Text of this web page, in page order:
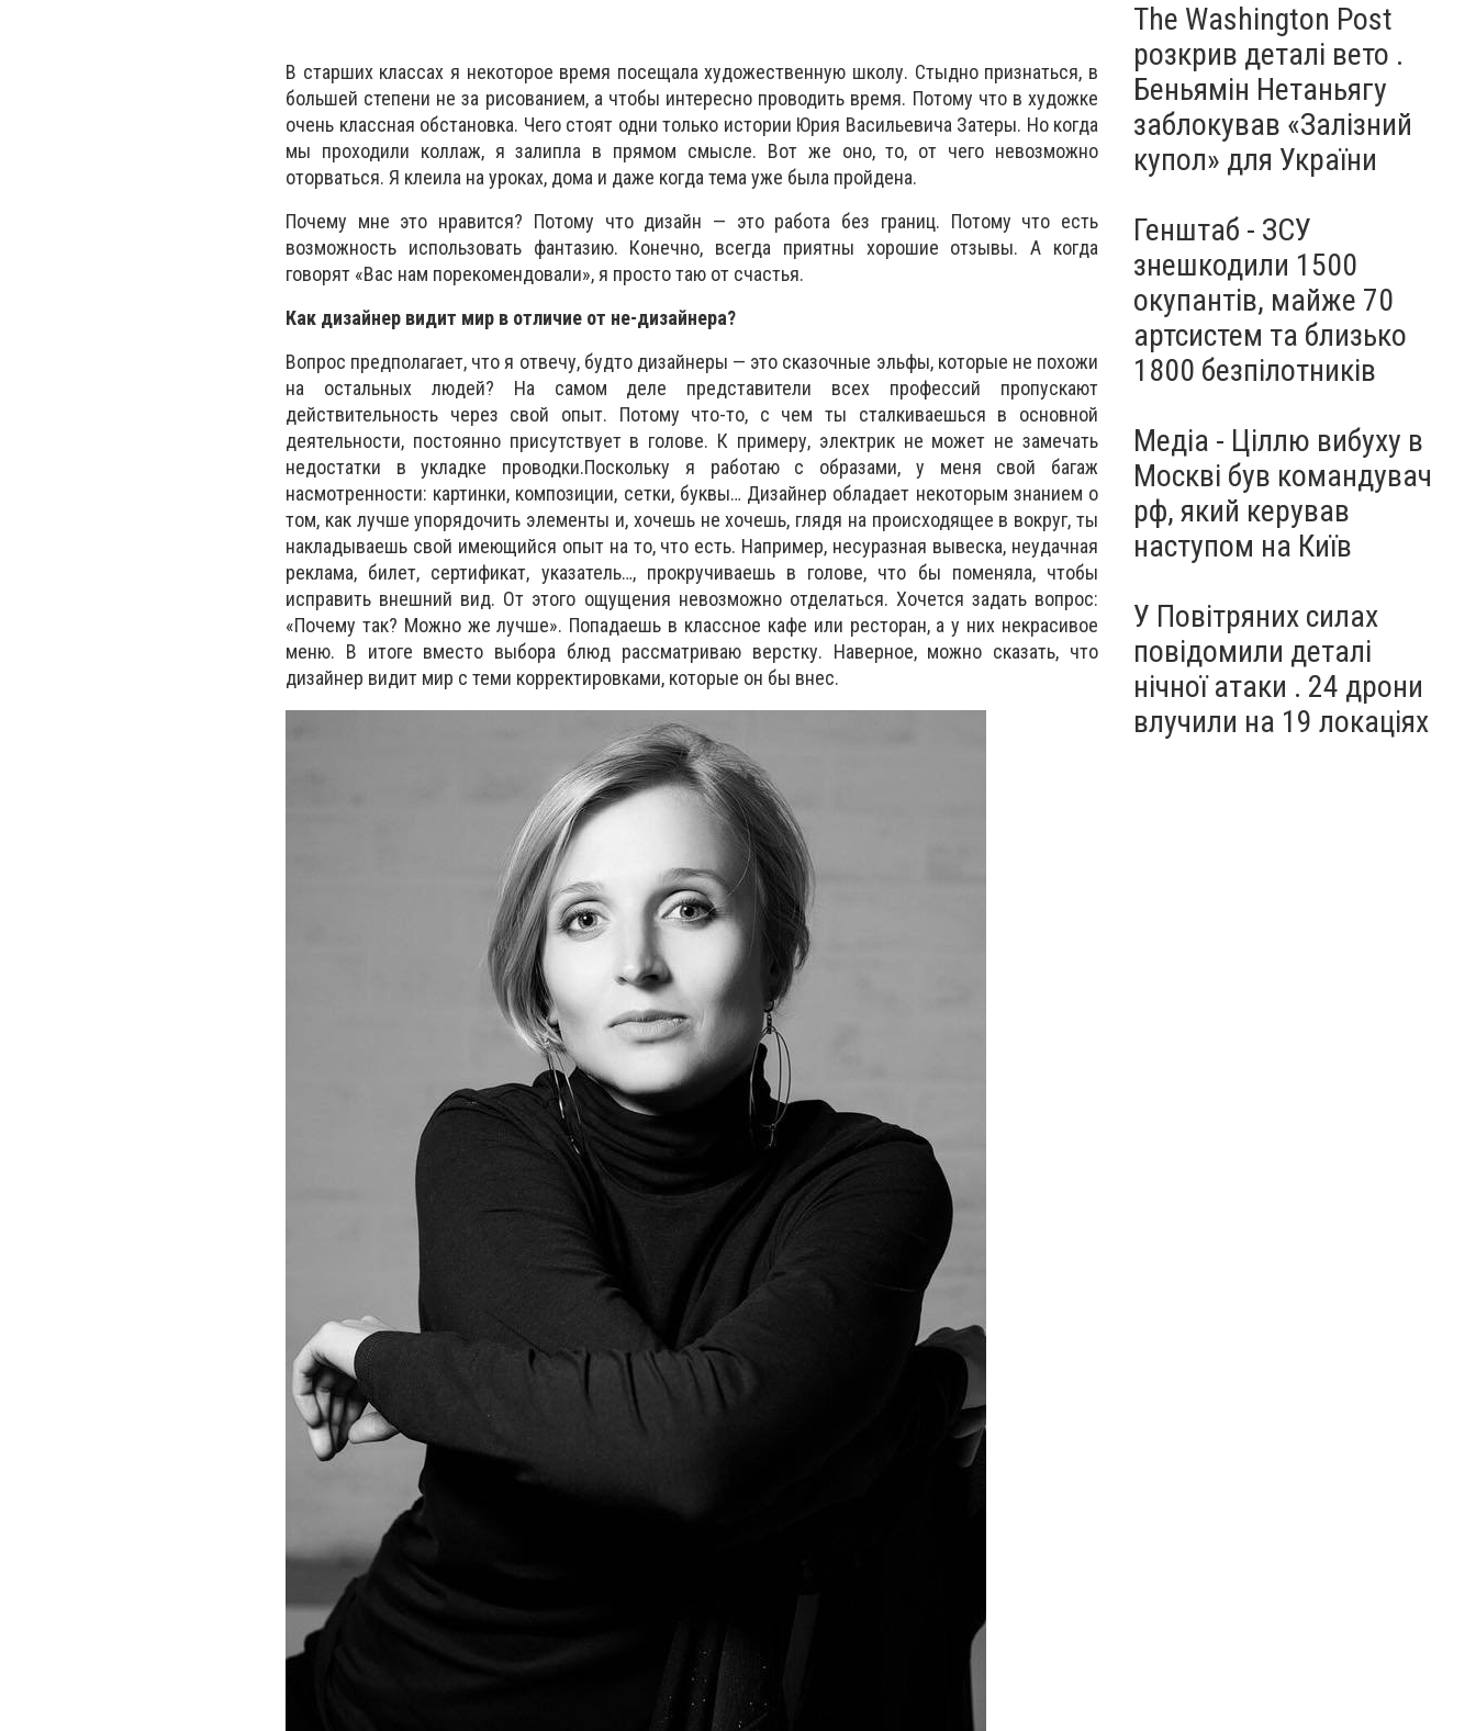
В старших классах я некоторое время посещала художественную школу. Стыдно признаться, в
большей степени не за рисованием, а чтобы интересно проводить время. Потому что в художке
очень классная обстановка. Чего стоят одни только истории Юрия Васильевича Затеры. Но когда
мы проходили коллаж, я залипла в прямом смысле. Вот же оно, то, от чего невозможно
оторваться. Я клеила на уроках, дома и даже когда тема уже была пройдена.
Почему мне это нравится? Потому что дизайн — это работа без границ. Потому что есть
возможность использовать фантазию. Конечно, всегда приятны хорошие отзывы. А когда
говорят «Вас нам порекомендовали», я просто таю от счастья.
Как дизайнер видит мир в отличие от не-дизайнера?
Вопрос предполагает, что я отвечу, будто дизайнеры — это сказочные эльфы, которые не похожи
на остальных людей? На самом деле представители всех профессий пропускают
действительность через свой опыт. Потому что-то, с чем ты сталкиваешься в основной
деятельности, постоянно присутствует в голове. К примеру, электрик не может не замечать
недостатки в укладке проводки.Поскольку я работаю с образами, у меня свой багаж
насмотренности: картинки, композиции, сетки, буквы… Дизайнер обладает некоторым знанием о
том, как лучше упорядочить элементы и, хочешь не хочешь, глядя на происходящее в вокруг, ты
накладываешь свой имеющийся опыт на то, что есть. Например, несуразная вывеска, неудачная
реклама, билет, сертификат, указатель…, прокручиваешь в голове, что бы поменяла, чтобы
исправить внешний вид. От этого ощущения невозможно отделаться. Хочется задать вопрос:
«Почему так? Можно же лучше». Попадаешь в классное кафе или ресторан, а у них некрасивое
меню. В итоге вместо выбора блюд рассматриваю верстку. Наверное, можно сказать, что
дизайнер видит мир с теми корректировками, которые он бы внес.
The Washington Post
розкрив деталі вето .
Беньямін Нетаньягу
заблокував «Залізний
купол» для України
Генштаб - ЗСУ
знешкодили 1500
окупантів, майже 70
артсистем та близько
1800 безпілотників
Медіа - Ціллю вибуху в
Москві був командувач
рф, який керував
наступом на Київ
У Повітряних силах
повідомили деталі
нічної атаки . 24 дрони
влучили на 19 локаціях